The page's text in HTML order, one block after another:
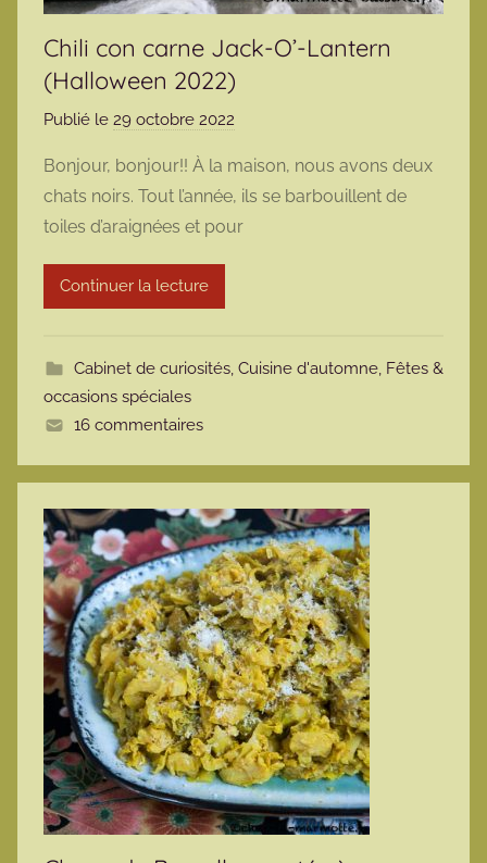
Chili con carne Jack-O’-Lantern
(Halloween 2022)
Publié le 29 octobre 2022
r
m
a
t
Bonjour, bonjour!! À la maison, nous avons deux
chats noirs. Tout l’année, ils se barbouillent de
toiles d’araignées et pour
Continuer la lecture
Cabinet de curiosités, Cuisine d'automne, Fêtes &
occasions spéciales
16 commentaires